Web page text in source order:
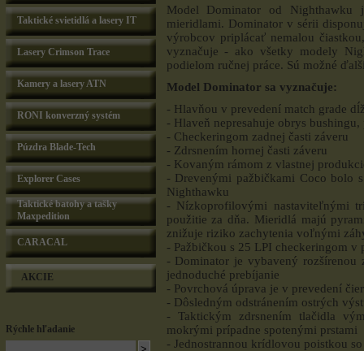
Taktické svietidlá a lasery IT
Lasery Crimson Trace
Kamery a lasery ATN
RONI konverzný systém
Púzdra Blade-Tech
Explorer Cases
Taktické batohy a tašky
Maxpedition
CARACAL
AKCIE
Rýchle hľadanie
Model Dominator od Nighthawku
mieridlami. Dominator v sérii
výrobcov priplácať nemalou
vyznačuje - ako všetky modely
podielom ručnej práce. Sú možné
Model Dominator sa vyznačuje:
- Hlavňou v prevedení match grade
- Hlaveň nepresahuje obrys
- Checkeringom zadnej časti záveru
- Zdrsnením hornej časti záveru
- Kovaným rámom z vlastnej
- Drevenými pažbičkami Coco bolo
Nighthawku
- Nízkoprofilovými nastaviteľnými
použitie za dňa. Mieridlá majú
znižuje riziko zachytenia voľnými
- Pažbičkou s 25 LPI checkeringom
- Dominator je vybavený rozšírenou
jednoduché prebíjanie
- Povrchová úprava je v prevedení
- Dôsledným odstránením ostrých
- Taktickým zdrsnením tlačidla
mokrými prípadne spotenými prstami
- Jednostrannou krídlovou poistkou